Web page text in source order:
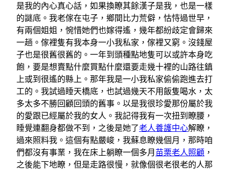
是我的內心真心話，如果換瞭其餘漢子是我，也是一樣
的謎底。我老傢在屯子，鄉間比力荒僻，怙恃過世早，
有兩個姐姐，惋惜她們也嫁得遙，幾年都紛歧定會歸來
一趟。傢裡隻有我本身一小我私家，傢裡又窮。沒錢屋
子也是很舊很舊的。一年到頭種點地隻可以或許本身吃
飽，要是想賣點什麼買點什麼還要走幾十裡的山路往鎮
上或到很遙的縣上。那年我是一小我私家偷偷跑進去打
工的。我試過睡天橋底，也試過幾天不用飯隻喝水，太
多太多不勝回顧回頭的舊事。以是我很珍愛那份屬於我
的愛跟已經屬於我的女人。我記得我有一次扭到瞭腰，
睡覺連翻身都做不到，之後是她了老人養護中心解瞭，
過來照料我。這個有點嚴峻，我蘇息瞭幾個月，那時咱
們都沒有事業，我在床上躺瞭一個多月 苗栗老人照顧 ，
之後能下地瞭，但是走路很慢，就像個很老很老的人那